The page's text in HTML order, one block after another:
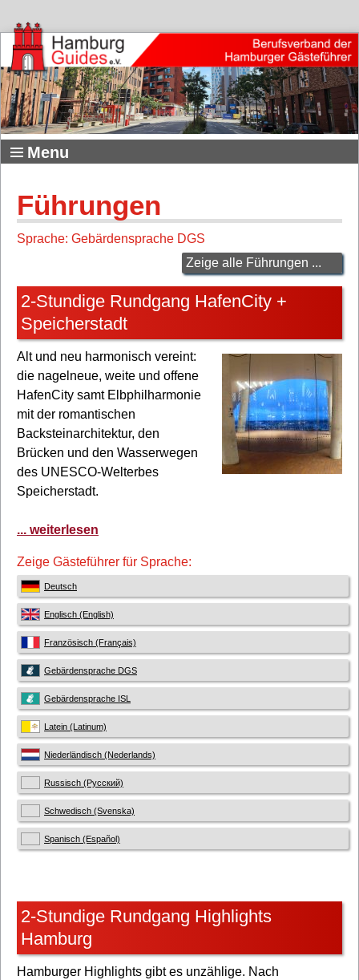
Menu
Führungen
Sprache: Gebärdensprache DGS
Zeige alle Führungen ...
2-Stundige Rundgang HafenCity +
Speicherstadt
Alt und neu harmonisch vereint:
die nagelneue, weite und offene
HafenCity samt Elbphilharmonie
mit der romantischen
Backsteinarchitektur, den
Brücken und den Wasserwegen
des UNESCO-Welterbes
Speicherstadt.
... weiterlesen
Zeige Gästeführer für Sprache:
Deutsch
Englisch (English)
Französisch (Français)
Gebärdensprache DGS
Gebärdensprache ISL
Latein (Latinum)
Niederländisch (Nederlands)
Russisch (Русский)
Schwedisch (Svenska)
Spanisch (Español)
2-Stundige Rundgang Highlights
Hamburg
Hamburger Highlights gibt es unzählige. Nach